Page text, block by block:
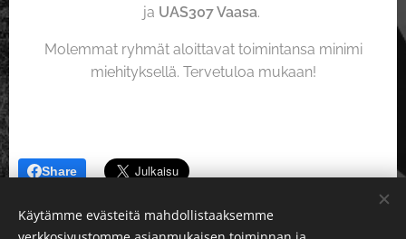
ja UAS307 Vaasa.
Molemmat ryhmät aloittavat toimintansa minimi
miehityksellä. Tervetuloa mukaan!
Share
Käytämme evästeitä mahdollistaaksemme